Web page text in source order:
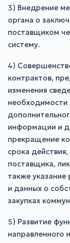
3) Внедрение
органа о
поставщиком
систему.
4)
контрактов,
изменения
информации и
прекращение
срока
поставщика,
также указание
и данных о
закупках
5) Развитие
направленного